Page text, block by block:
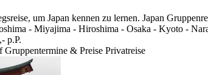
um Japan kennen zu lernen. Japan
- Miyajima - Hiroshima - Osaka - Kyoto -
p.P.
Gruppentermine & Preise Privatreise